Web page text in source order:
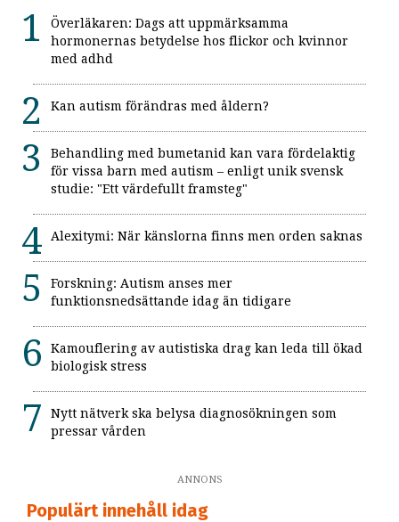
Överläkaren: Dags att uppmärksamma
hormonernas betydelse hos flickor och kvinnor
med adhd
Kan autism förändras med åldern?
Behandling med bumetanid kan vara fördelaktig
för vissa barn med autism – enligt unik svensk
studie: "Ett värdefullt framsteg"
Alexitymi: När känslorna finns men orden saknas
Forskning: Autism anses mer
funktionsnedsättande idag än tidigare
Kamouflering av autistiska drag kan leda till ökad
biologisk stress
Nytt nätverk ska belysa diagnosökningen som
pressar vården
ANNONS
Populärt innehåll idag